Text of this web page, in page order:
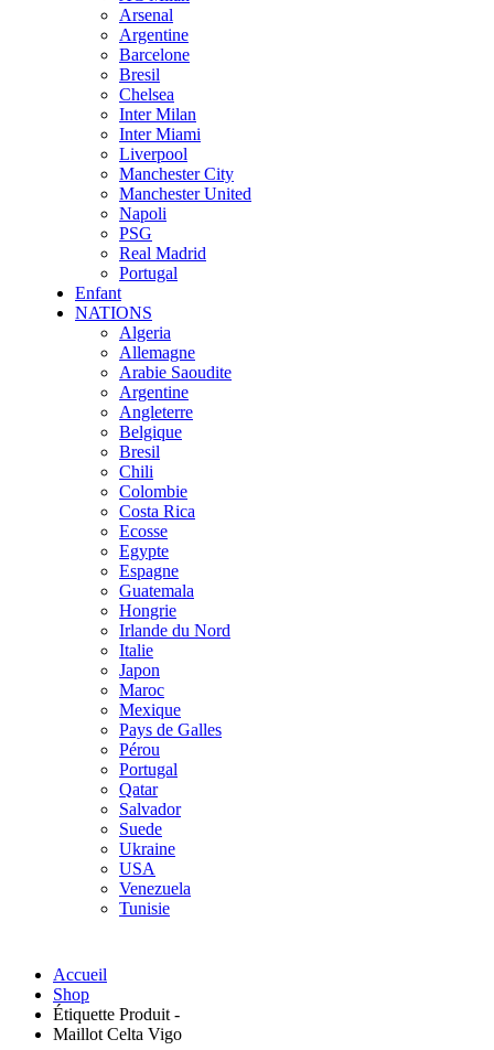
Arsenal
Argentine
Barcelone
Bresil
Chelsea
Inter Milan
Inter Miami
Liverpool
Manchester City
Manchester United
Napoli
PSG
Real Madrid
Portugal
Enfant
NATIONS
Algeria
Allemagne
Arabie Saoudite
Argentine
Angleterre
Belgique
Bresil
Chili
Colombie
Costa Rica
Ecosse
Egypte
Espagne
Guatemala
Hongrie
Irlande du Nord
Italie
Japon
Maroc
Mexique
Pays de Galles
Pérou
Portugal
Qatar
Salvador
Suede
Ukraine
USA
Venezuela
Tunisie
Accueil
Shop
Étiquette Produit -
Maillot Celta Vigo